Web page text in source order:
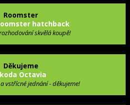
Roomster
hatchback
skvělá koupě!
Děkujeme
Octavia
vstřícné jednání - děkujeme!